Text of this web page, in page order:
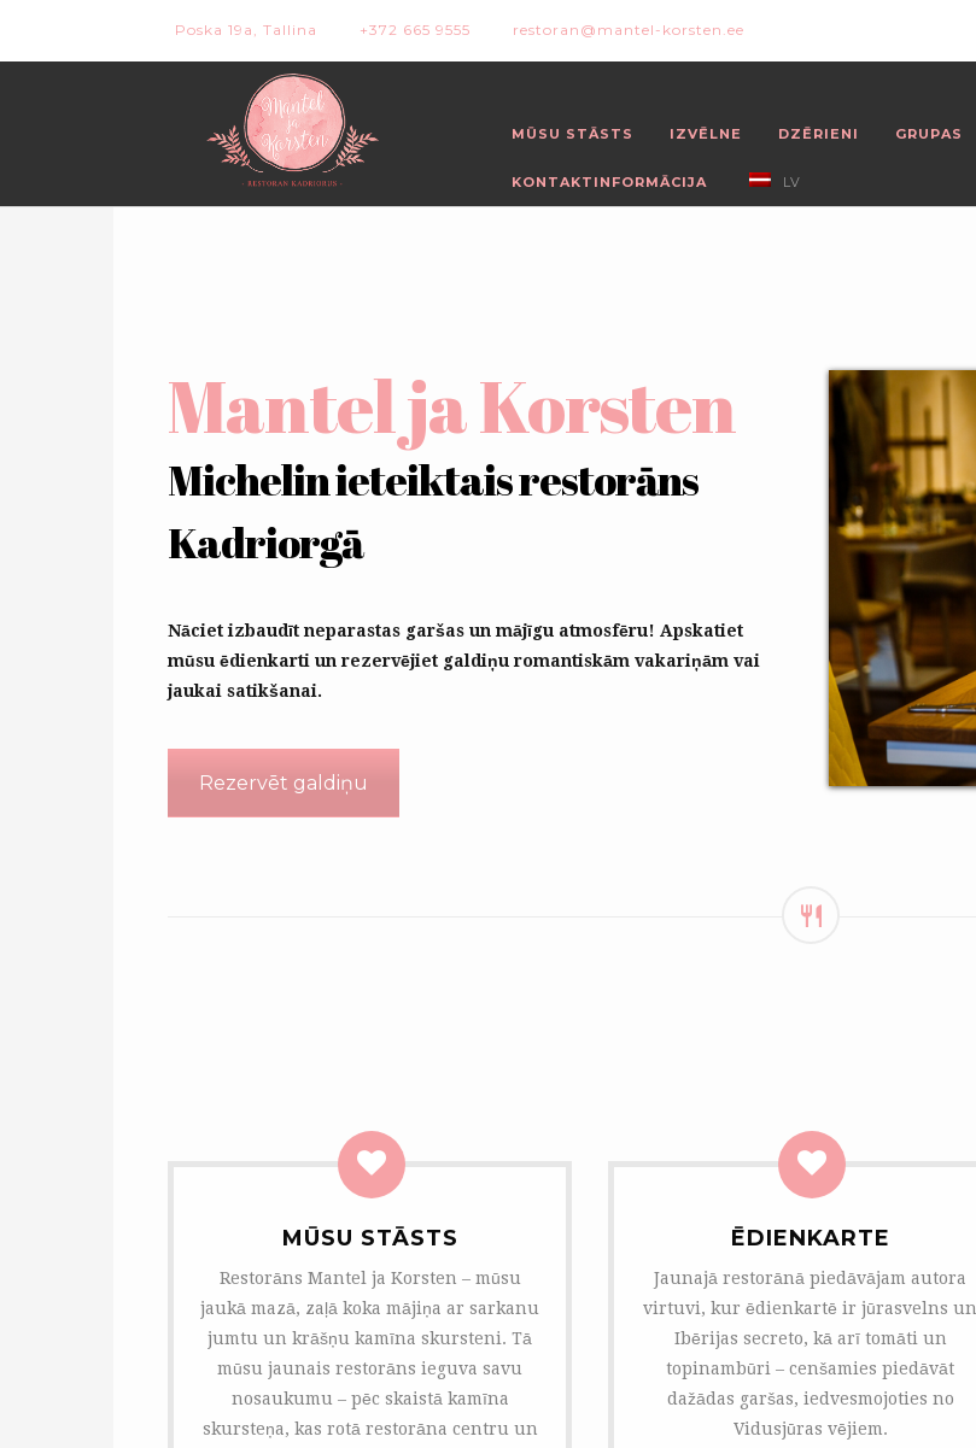
Poska 19a, Tallina +372 665 9555 restoran@mantel-korsten.ee
MŪSU STĀSTS IZVĒLNE DZĒRIENI GRUPAS
KONTAKTINFORMĀCIJA LV
Mantel ja Korsten
Michelin ieteiktais restorāns
Kadriorgā
Nāciet izbaudīt neparastas garšas un mājīgu atmosfēru! Apskatiet
mūsu ēdienkarti un rezervējiet galdiņu romantiskām vakariņām vai
jaukai satikšanai.
Rezervēt galdiņu
MŪSU STĀSTS
Restorāns Mantel ja Korsten – mūsu
jaukā mazā, zaļā koka mājiņa ar sarkanu
jumtu un krāšņu kamīna skursteni. Tā
mūsu jaunais restorāns ieguva savu
nosaukumu – pēc skaistā kamīna
skursteņa, kas rotā restorāna centru un
ĒDIENKARTE
Jaunajā restorānā piedāvājam autora
virtuvi, kur ēdienkartē ir jūrasvelns un
Ibērijas secreto, kā arī tomāti un
topinambūri – cenšamies piedāvāt
dažādas garšas, iedvesmojoties no
Vidusjūras vējiem.